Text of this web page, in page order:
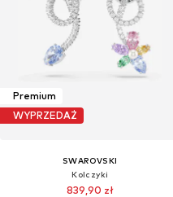
Premium
WYPRZEDAŻ
SWAROVSKI
Kolczyki
839,90 zł